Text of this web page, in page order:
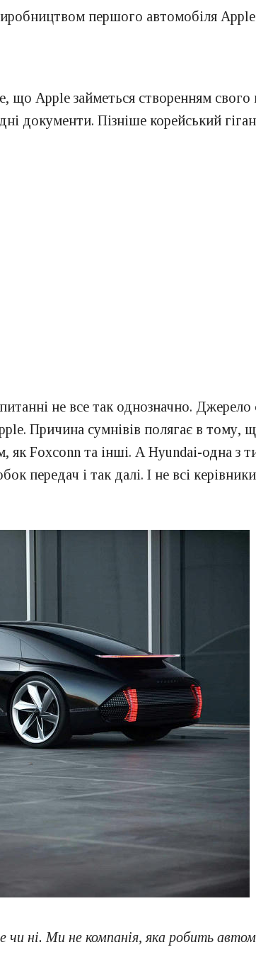
першого автомобіля Apple
що Apple займеться створенням
документи. Пізніше корейський
не все так однозначно.
Причина сумнівів полягає в
як Foxconn та інші. А Hyundai-одна з
передач і так далі. І не всі
ні. Ми не компанія, яка робить